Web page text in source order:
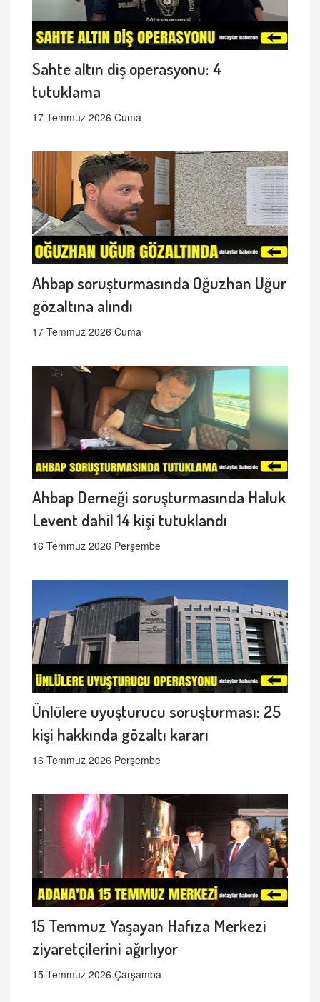
Sahte altın diş operasyonu: 4
tutuklama
17 Temmuz 2026 Cuma
Ahbap soruşturmasında Oğuzhan Uğur
gözaltına alındı
17 Temmuz 2026 Cuma
Ahbap Derneği soruşturmasında Haluk
Levent dahil 14 kişi tutuklandı
16 Temmuz 2026 Perşembe
Ünlülere uyuşturucu soruşturması: 25
kişi hakkında gözaltı kararı
16 Temmuz 2026 Perşembe
15 Temmuz Yaşayan Hafıza Merkezi
ziyaretçilerini ağırlıyor
15 Temmuz 2026 Çarşamba